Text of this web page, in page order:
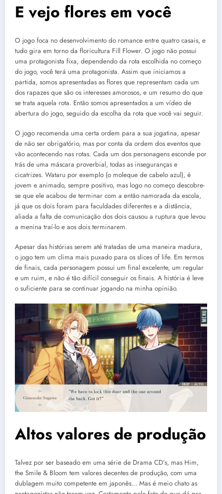
E vejo flores em você
O jogo foca no desenvolvimento do romance entre quatro casais, e
tudo gira em torno da floricultura Fill Flower. O jogo não possui
uma protagonista fixa, dependendo da rota escolhida no começo
do jogo, você terá uma protagonista. Assim que iniciamos a
partida, somos apresentadas as flores que representam cada um
dos rapazes que são os interesses amorosos, e um resumo do que
se trata aquela rota. Então somos apresentados a um vídeo de
abertura do jogo, seguido da escolha da rota que você vai seguir.
O jogo recomenda uma certa ordem para a sua jogatina, apesar
de não ser obrigatório, mas por conta da ordem dos eventos que
vão acontecendo nas rotas. Cada um dos personagens esconde por
trás de uma máscara proverbial, todas as inseguranças e
cicatrizes. Wataru por exemplo (o moleque de cabelo azul), é
jovem e animado, sempre positivo, mas logo no começo descobre-
se que ele acabou de terminar com a então namorada da escola,
já que os dois foram para faculdades diferentes e a distância,
aliada a falta de comunicação dos dois causou a ruptura que levou
a menina traí-lo e aos dois terminarem.
Apesar das histórias serem até tratadas de uma maneira madura,
o jogo tem um clima mais puxado para os slices of life. Em termos
de finais, cada personagem possui um final excelente, um regular
e um ruim, e não é tão difícil conseguir os finais. A história é leve
o suficiente para se continuar jogando na minha opinião.
Altos valores de produção
Talvez por ser baseado em uma série de Drama CD’s, mas Him,
the Smile & Bloom tem valores decentes de produção, com uma
dublagem muito competente em japonês… Mas é meio chato as